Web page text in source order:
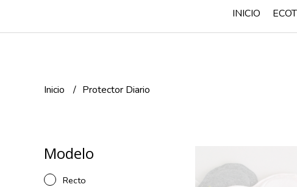
INICIO
Inicio Protector Diario
Modelo
Recto